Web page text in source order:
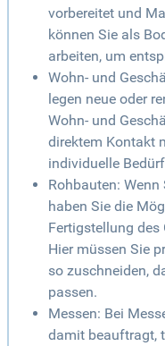
vorbereitet und
können Sie als
arbeiten, um
Wohn- und
legen neue oder
Wohn- und
direktem Kontakt
individuelle
Rohbauten:
haben Sie die
Fertigstellung des
Hier müssen Sie
so zuschneiden,
passen.
Messen: Bei
damit beauftragt,